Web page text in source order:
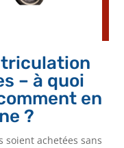
– à quoi
en
?
achetées sans